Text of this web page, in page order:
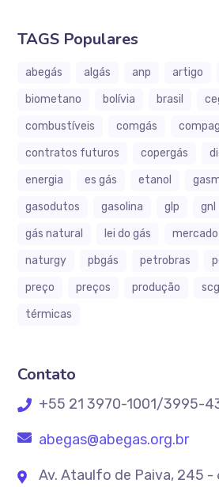
TAGS Populares
abegás algás anp artigo
biometano
bolívia brasil
combustíveis
comgás
contratos futuros
copergás
energia
es gás etanol
gasodutos
gasolina glp gnl
gás natural
lei do gás mercado
naturgy
pbgás petrobras
preço
preços produção
térmicas
Contato
+55 21 3970-1001/3995-
abegas@abegas.org.br
Av. Ataulfo de Paiva, 245 -